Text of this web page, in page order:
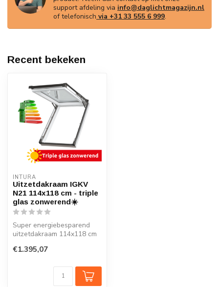
support afdeling via info@daglichtmagazijn.nl
of telefonisch via +31 33 555 6 999.
Recent bekeken
INTURA
Uitzetdakraam IGKV
N21 114x118 cm - triple
glas zonwerend☀️
Super energiebesparend
uitzetdakraam 114x118 cm
met me...
€1.395,07